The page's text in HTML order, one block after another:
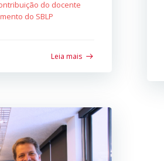
do docente
do SBLP
Leia mais